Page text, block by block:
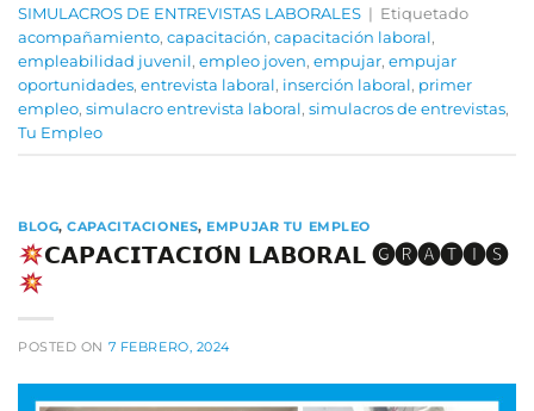
SIMULACROS DE ENTREVISTAS LABORALES | Etiquetado
acompañamiento, capacitación, capacitación laboral,
empleabilidad juvenil, empleo joven, empujar, empujar
oportunidades, entrevista laboral, inserción laboral, primer
empleo, simulacro entrevista laboral, simulacros de entrevistas,
Tu Empleo
BLOG,CAPACITACIONES, EMPUJAR TU EMPLEO
𝗖𝗔𝗣𝗔𝗖𝗜𝗧𝗔𝗖𝗜𝗢́𝗡 𝗟𝗔𝗕𝗢𝗥𝗔𝗟 🅖🅡🅐🅣🅘🅢⁣
POSTED ON 7 FEBRERO, 2024